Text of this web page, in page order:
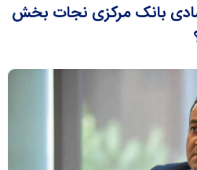
بانک مرکزی نجات بخش